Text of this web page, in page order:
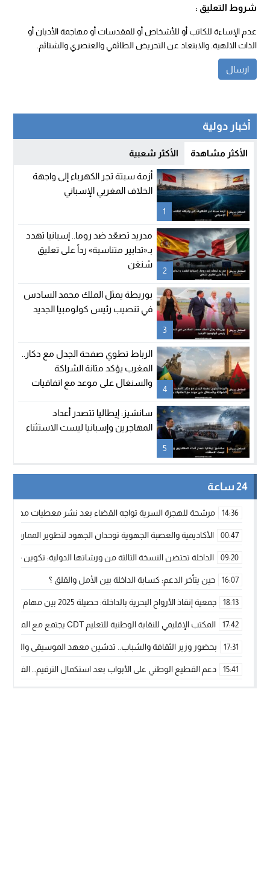
شروط التعليق :
عدم الإساءة للكاتب أو للأشخاص أو للمقدسات أو مهاجمة الأديان أو
الذات الالهية. والابتعاد عن التحريض الطائفي والعنصري والشتائم.
أخبار دولية
الأكثر مشاهدة الأكثر شعبية
1
أزمة سبتة تجر الكهرباء إلى واجهة
الخلاف المغربي الإسباني
2
مدريد تصعّد ضد روما.. إسبانيا تهدد
بـ«تدابير متناسبة» رداً على تعليق
شنغن
3
بوريطة يمثل الملك محمد السادس
في تنصيب رئيس كولومبيا الجديد
4
الرباط تطوي صفحة الجدل مع دكار..
المغرب يؤكد متانة الشراكة
والسنغال على موعد مع اتفاقيات
5
سانشيز: إيطاليا تتصدر أعداد
المهاجرين وإسبانيا ليست الاستثناء
24 ساعة
14:36 مرشحة للهجرة السرية تواجه القضاء بعد نشر معطيات مضللة
00:47 الأكاديمية والعصبة الجهوية توحدان الجهود لتطوير الممارسة
09:20 الداخلة تحتضن النسخة الثالثة من ورشاتها الدولية: تكوين
16:07 حين يتأخر الدعم: كسابة الداخلة بين الأمل والقلق ؟
18:13 جمعية إنقاذ الأرواح البحرية بالداخلة: حصيلة 2025 بين مهام الإنقاذ ومشروع “دار البحار”
17:42 المكتب الإقليمي للنقابة الوطنية للتعليم CDT يجتمع مع المدير الإقليمي لمناقشة ملفات جوهرية لنساء ورجال التعليم
17:31 بحضور وزير الثقافة والشباب.. تدشين معهد الموسيقى والفنون
15:41 دعم القطيع الوطني على الأبواب بعد استكمال الترقيم…